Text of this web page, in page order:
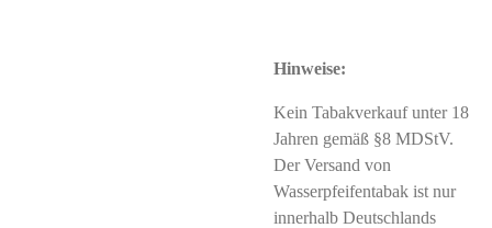
Hinweise:
Kein Tabakverkauf unter 18
Jahren gemäß §8 MDStV.
Der Versand von
Wasserpfeifentabak ist nur
innerhalb Deutschlands